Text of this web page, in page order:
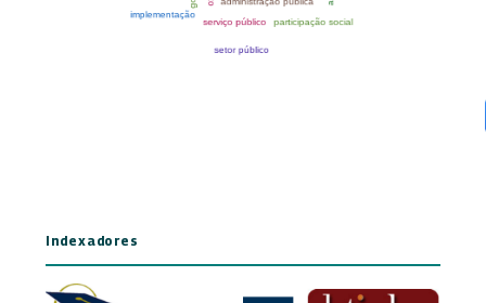
Indexadores